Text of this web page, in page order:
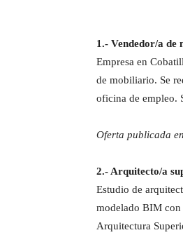
1.- Vendedor/a de
Empresa en
de mobiliario. Se
oficina de empleo.
Oferta publicada
2.- Arquitecto/a
Estudio de
modelado BIM con
Arquitectura